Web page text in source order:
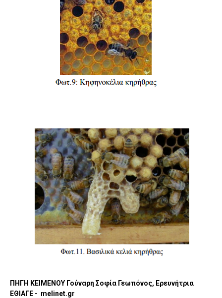
ΠΗΓΗ ΚΕΙΜΕΝΟΥ Γούναρη Σοφία Γεωπόνος, Ερευνήτρια
ΕΘΙΑΓΕ - melinet.gr